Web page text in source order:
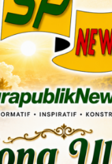
Peristiwa 5 Agustus 2026
Talk dr Aisah
Bahas
dalam
Harmonis
Peristiwa 5 Agustus 2026
LEPAS Bangun
lewat
hingga